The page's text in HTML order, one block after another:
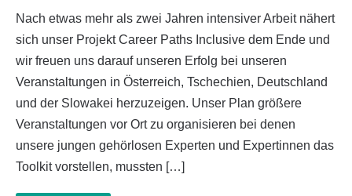
Nach etwas mehr als zwei Jahren intensiver Arbeit nähert
sich unser Projekt Career Paths Inclusive dem Ende und
wir freuen uns darauf unseren Erfolg bei unseren
Veranstaltungen in Österreich, Tschechien, Deutschland
und der Slowakei herzuzeigen. Unser Plan größere
Veranstaltungen vor Ort zu organisieren bei denen
unsere jungen gehörlosen Experten und Expertinnen das
Toolkit vorstellen, mussten […]